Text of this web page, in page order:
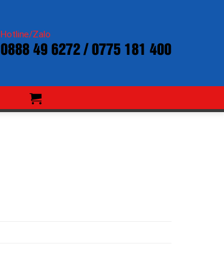
Hotline/Zalo
0888 49 6272 / 0775 181 400